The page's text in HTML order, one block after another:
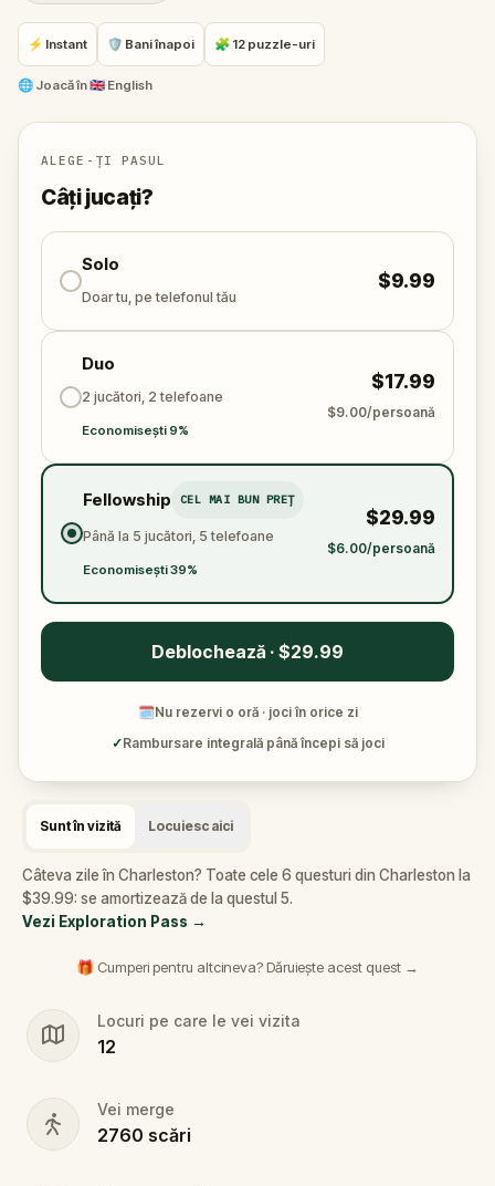
this enigma.
Was it the reticent leprechaun, Rusty, with his
mischievous past? Finn McGuire, the desperate pub
owner last seen with the shamrock? Or perhaps the
the town's misfortune?
⚡ Instant 🛡 Bani înapoi 🧩 12 puzzle-uri
🌐 Joacă în🇬🇧 English
ALEGE-ȚI PASUL
Câți jucați?
Solo
Doar tu, pe telefonul tău
$9.99
Duo
2 jucători, 2 telefoane
Economisești 9%
$17.99
$9.00/persoană
Fellowship CEL MAI BUN PREȚ
Până la 5 jucători, 5 telefoane
Economisești 39%
$29.99
$6.00/persoană
Deblochează · $29.99
🗓Nu rezervi o oră · joci în orice zi
✓Rambursare integrală până începi să joci
Sunt în vizită Locuiesc aici
Câteva zile în Charleston? Toate cele 6 questuri din Charleston la
$39.99: se amortizează de la questul 5.
Vezi Exploration Pass →
🎁 Cumperi pentru altcineva? Dăruiește acest quest →
Locuri pe care le vei vizita
12
Vei merge
2760 scări